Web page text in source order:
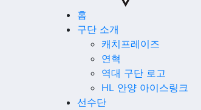
홈
구단 소개
캐치프레이즈
연혁
역대 구단 로고
HL 안양 아이스링크
선수단